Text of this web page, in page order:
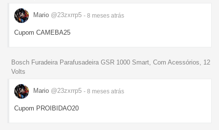
Mario @23zxrrp5 - 8 meses atrás
Cupom CAMEBA25
Bosch Furadeira Parafusadeira GSR 1000 Smart, Com Acessórios, 12
Volts
Mario @23zxrrp5 - 8 meses atrás
Cupom PROIBIDAO20